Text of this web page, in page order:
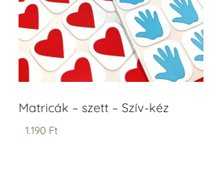
Matricák – szett – Szív-kéz
1.190 Ft